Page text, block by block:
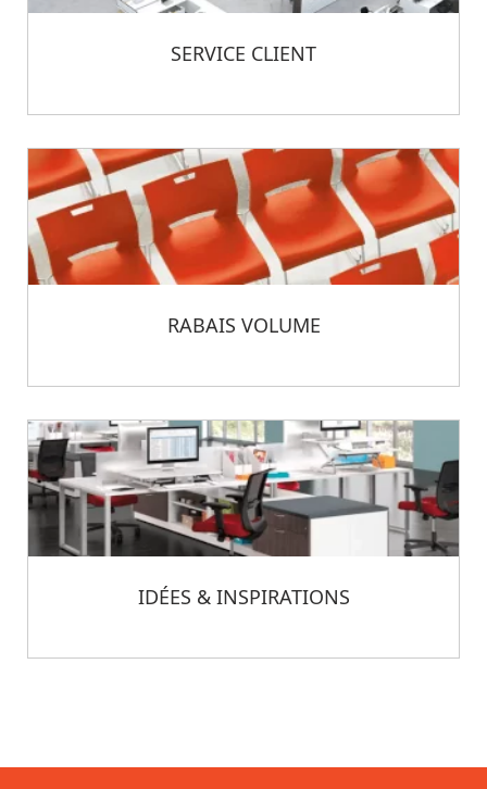
SERVICE CLIENT
RABAIS VOLUME
IDÉES & INSPIRATIONS